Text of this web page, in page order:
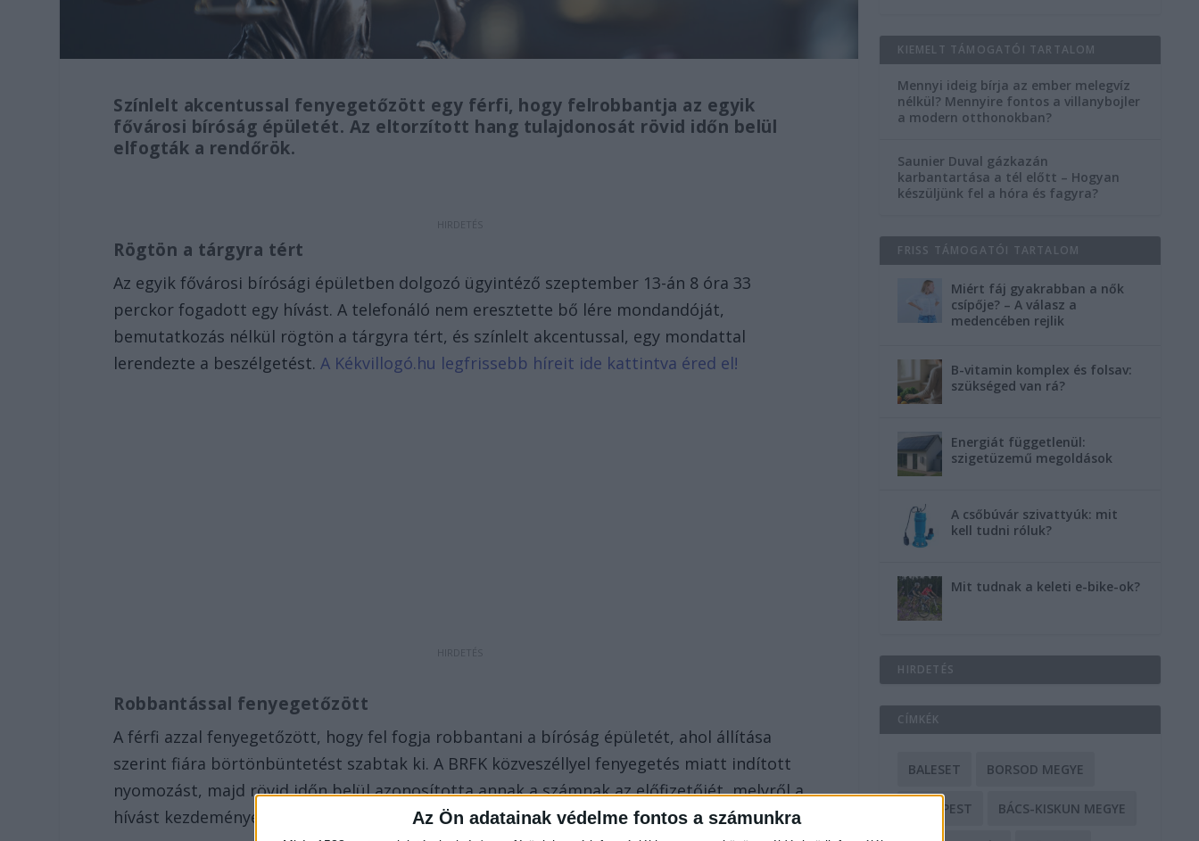
Az Ön adatainak védelme fontos a számunkra
Színlelt akcentussal fenyegetőzött egy férfi, hogy felrobbantja az egyik
fővárosi bíróság épületét. Az eltorzított hang tulajdonosát rövid időn belül
elfogták a rendőrök.
Rögtön a tárgyra tért
Az egyik fővárosi bírósági épületben dolgozó ügyintéző szeptember 13-án 8 óra 33
perckor fogadott egy hívást. A telefonáló nem eresztette bő lére mondandóját,
bemutatkozás nélkül rögtön a tárgyra tért, és színlelt akcentussal, egy mondattal
lerendezte a beszélgetést. A Kékvillogó.hu legfrissebb híreit ide kattintva éred el!
Robbantással fenyegetőzött
A férfi azzal fenyegetőzött, hogy fel fogja robbantani a bíróság épületét, ahol állítása
szerint fiára börtönbüntetést szabtak ki. A BRFK közveszéllyel fenyegetés miatt indított
nyomozást, majd rövid időn belül azonosította annak a számnak az előfizetőjét, melyről a
hívást kezdeményezték.
KIEMELT TÁMOGATÓI TARTALOM
Mennyi ideig bírja az ember melegvíz
nélkül? Mennyire fontos a villanybojler
a modern otthonokban?
Saunier Duval gázkazán
karbantartása a tél előtt – Hogyan
készüljünk fel a hóra és fagyra?
FRISS TÁMOGATÓI TARTALOM
Miért fáj gyakrabban a nők
csípője? – A válasz a
medencében rejlik
B-vitamin komplex és folsav:
szükséged van rá?
Energiát függetlenül:
szigetüzemű megoldások
A csőbúvár szivattyúk: mit
kell tudni róluk?
Mit tudnak a keleti e-bike-ok?
HIRDETÉS
CÍMKÉK
BALESET BORSOD MEGYE
BUDAPEST BÁCS-KISKUN MEGYE